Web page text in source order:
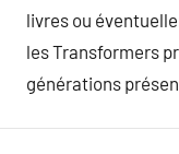
livres ou
les Transformers
générations